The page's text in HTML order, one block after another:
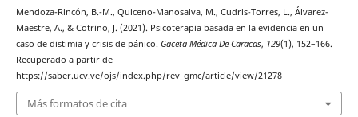
Mendoza-Rincón, B.-M., Quiceno-Manosalva, M., Cudris-Torres, L., Álvarez-
Maestre, A., & Cotrino, J. (2021). Psicoterapia basada en la evidencia en un
caso de distimia y crisis de pánico. Gaceta Médica De Caracas, 129(1), 152–166.
Recuperado a partir de
https://saber.ucv.ve/ojs/index.php/rev_gmc/article/view/21278
Más formatos de cita